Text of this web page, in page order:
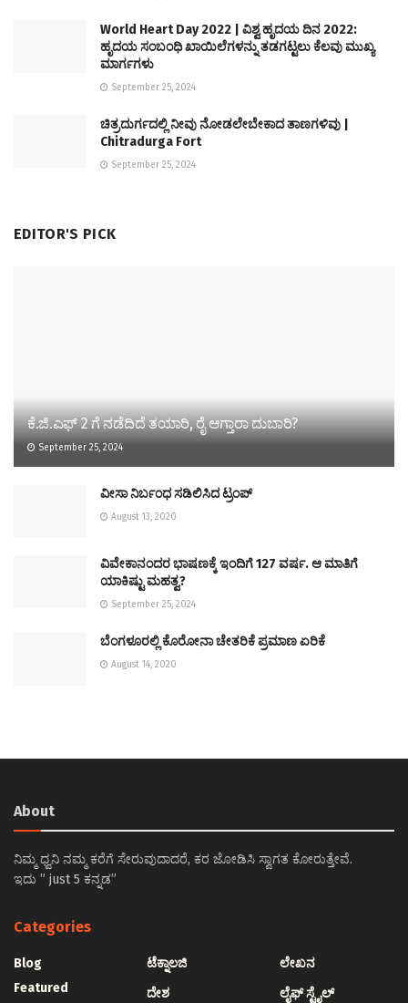
World Heart Day 2022 | ವಿಶ್ವ ಹೃದಯ ದಿನ 2022:
ಹೃದಯ ಸಂಬಂಧಿ ಖಾಯಿಲೆಗಳನ್ನು ತಡಗಟ್ಟಲು ಕೆಲವು ಮುಖ್ಯ
ಮಾರ್ಗಗಳು
September 25, 2024
ಚಿತ್ರದುರ್ಗದಲ್ಲಿ ನೀವು ನೋಡಲೇಬೇಕಾದ ತಾಣಗಳಿವು |
Chitradurga Fort
September 25, 2024
EDITOR'S PICK
ಕೆ.ಜಿ.ಎಫ್‌ 2 ಗೆ ನಡೆದಿದೆ ತಯಾರಿ, ರೈ ಆಗ್ತಾರಾ ದುಬಾರಿ?
September 25, 2024
ವೀಸಾ ನಿರ್ಬಂಧ ಸಡಿಲಿಸಿದ ಟ್ರಂಪ್
August 13, 2020
ವಿವೇಕಾನಂದರ ಭಾಷಣಕ್ಕೆ ಇಂದಿಗೆ 127 ವರ್ಷ. ಆ ಮಾತಿಗೆ
ಯಾಕಿಷ್ಟು ಮಹತ್ವ?
September 25, 2024
ಬೆಂಗಳೂರಲ್ಲಿ ಕೊರೋನಾ ಚೇತರಿಕೆ ಪ್ರಮಾಣ ಏರಿಕೆ
August 14, 2020
About
ನಿಮ್ಮ ಧ್ವನಿ ನಮ್ಮ ಕರೆಗೆ ಸೇರುವುದಾದರೆ, ಕರ ಜೋಡಿಸಿ ಸ್ವಾಗತ ಕೋರುತ್ತೇವೆ.
ಇದು ” just 5 ಕನ್ನಡ”
Categories
Blog
Featured
ಟೆಕ್ನಾಲಜಿ
ದೇಶ
ಲೇಖನ
ಲೈಫ್ ಸ್ಟೈಲ್